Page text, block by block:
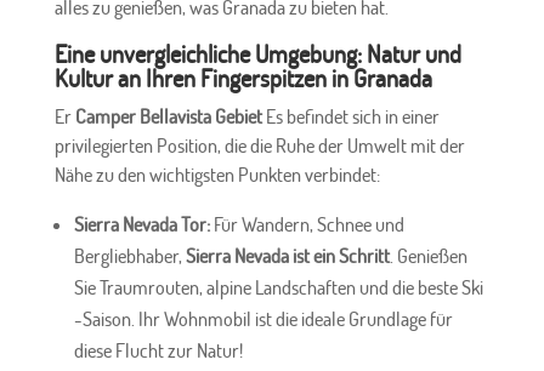
alles zu genießen, was Granada zu bieten hat.
Eine unvergleichliche Umgebung: Natur und
Kultur an Ihren Fingerspitzen in Granada
Er Camper Bellavista GebietEs befindet sich in einer
privilegierten Position, die die Ruhe der Umwelt mit der
Nähe zu den wichtigsten Punkten verbindet:
Sierra Nevada Tor:Für Wandern, Schnee und
Bergliebhaber, Sierra Nevada ist ein Schritt. Genießen
Sie Traumrouten, alpine Landschaften und die beste Ski
-Saison. Ihr Wohnmobil ist die ideale Grundlage für
diese Flucht zur Natur!